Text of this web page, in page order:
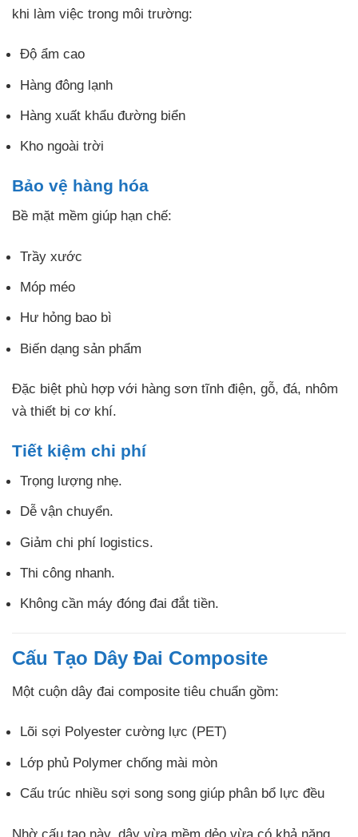
khi làm việc trong môi trường:
Độ ẩm cao
Hàng đông lạnh
Hàng xuất khẩu đường biển
Kho ngoài trời
Bảo vệ hàng hóa
Bề mặt mềm giúp hạn chế:
Trầy xước
Móp méo
Hư hỏng bao bì
Biến dạng sản phẩm
Đặc biệt phù hợp với hàng sơn tĩnh điện, gỗ, đá, nhôm
và thiết bị cơ khí.
Tiết kiệm chi phí
Trọng lượng nhẹ.
Dễ vận chuyển.
Giảm chi phí logistics.
Thi công nhanh.
Không cần máy đóng đai đắt tiền.
Cấu Tạo Dây Đai Composite
Một cuộn dây đai composite tiêu chuẩn gồm:
Lõi sợi Polyester cường lực (PET)
Lớp phủ Polymer chống mài mòn
Cấu trúc nhiều sợi song song giúp phân bổ lực đều
Nhờ cấu tạo này, dây vừa mềm dẻo vừa có khả năng